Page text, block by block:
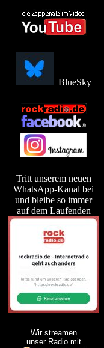
BlueSky
Tritt unserem neuen
WhatsApp-Kanal bei
und bleibe so immer
auf dem Laufenden
Wir streamen
unser Radio mit